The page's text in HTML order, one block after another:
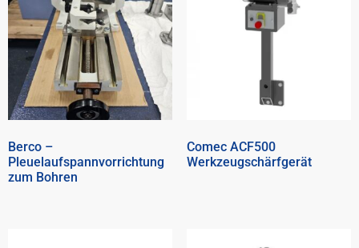
Berco –
Pleuelaufspannvorrichtung
zum Bohren
Comec ACF500
Werkzeugschärfgerät